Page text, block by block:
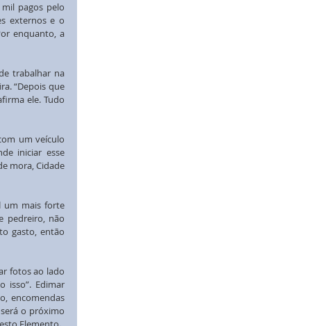
pagos pelo
externos e o
enquanto, a
trabalhar na
“Depois que
ele. Tudo
um veículo
iniciar esse
mora, Cidade
um mais forte
pedreiro, não
gasto, então
fotos ao lado
isso”. Edimar
encomendas
o próximo